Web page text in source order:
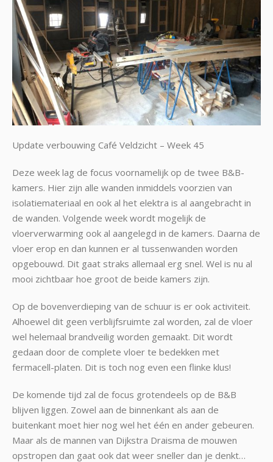
Update verbouwing Café Veldzicht – Week 45
Deze week lag de focus voornamelijk op de twee B&B-
kamers. Hier zijn alle wanden inmiddels voorzien van
isolatiemateriaal en ook al het elektra is al aangebracht in
de wanden. Volgende week wordt mogelijk de
vloerverwarming ook al aangelegd in de kamers. Daarna de
vloer erop en dan kunnen er al tussenwanden worden
opgebouwd. Dit gaat straks allemaal erg snel. Wel is nu al
mooi zichtbaar hoe groot de beide kamers zijn.
Op de bovenverdieping van de schuur is er ook activiteit.
Alhoewel dit geen verblijfsruimte zal worden, zal de vloer
wel helemaal brandveilig worden gemaakt. Dit wordt
gedaan door de complete vloer te bedekken met
fermacell-platen. Dit is toch nog even een flinke klus!
De komende tijd zal de focus grotendeels op de B&B
blijven liggen. Zowel aan de binnenkant als aan de
buitenkant moet hier nog wel het één en ander gebeuren.
Maar als de mannen van Dijkstra Draisma de mouwen
opstropen dan gaat ook dat weer sneller dan je denkt…